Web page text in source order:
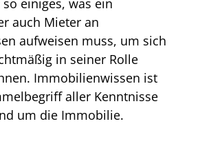
einiges, was ein
auch Mieter an
aufweisen muss, um sich
in seiner Rolle
Immobilienwissen ist
aller Kenntnisse
um die Immobilie.